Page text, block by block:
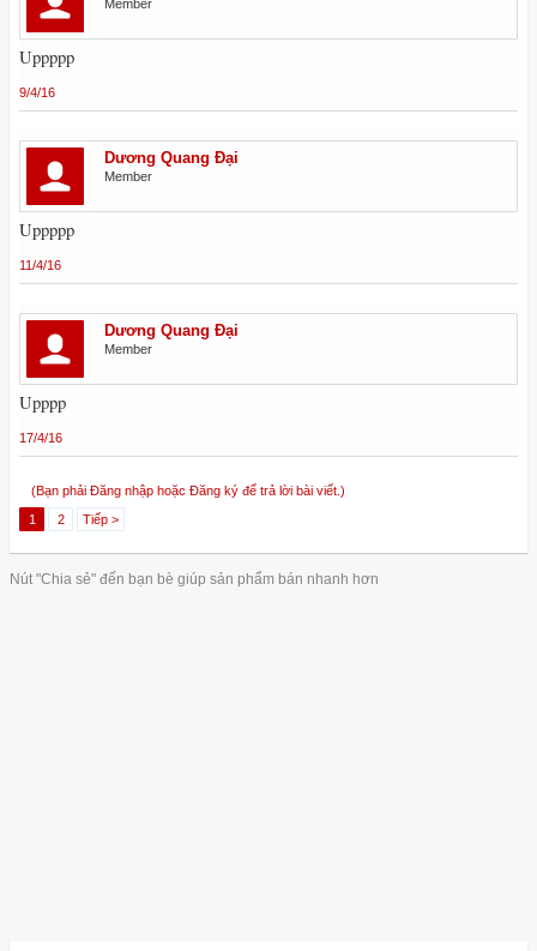
Member
Uppppp
9/4/16
Dương Quang Đại
Member
Uppppp
11/4/16
Dương Quang Đại
Member
Upppp
17/4/16
(Bạn phải Đăng nhập hoặc Đăng ký để trả lời bài viết.)
1
2 Tiếp >
Nút "Chia sẻ" đến bạn bè giúp sản phẩm bán nhanh hơn